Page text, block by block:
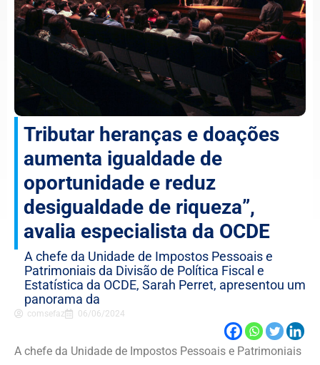
Tributar heranças e doações
aumenta igualdade de
oportunidade e reduz
desigualdade de riqueza”,
avalia especialista da OCDE
A chefe da Unidade de Impostos Pessoais e
Patrimoniais da Divisão de Política Fiscal e
Estatística da OCDE, Sarah Perret, apresentou um
panorama da
comsefaz 06/06/2024
A chefe da Unidade de Impostos Pessoais e Patrimoniais